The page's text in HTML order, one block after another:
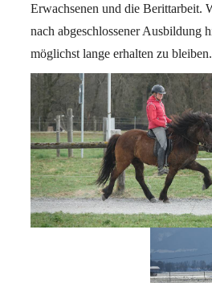
Erwachsenen und die Berittarbeit.
nach abgeschlossener Ausbildung
möglichst lange erhalten zu bleiben.